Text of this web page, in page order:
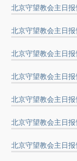
北京守望教会主日报
北京守望教会主日报
北京守望教会主日
北京守望教会主日
北京守望教会主日
北京守望教会主日报
北京守望教会主日报